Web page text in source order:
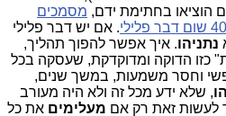
הוציאו בחתימת ידם, מסמכים
. אם יש דבר פלילי
נתניהו. איך אפשר להפוך תהליך,
כזו הדוקה ומדוקדקת, שעסקה בכל
וחסר משמעות, במשך שנים,
, שלא ידע מכל זה ולא היה מעורב
לעשות זאת רק אם מעלימים את כל